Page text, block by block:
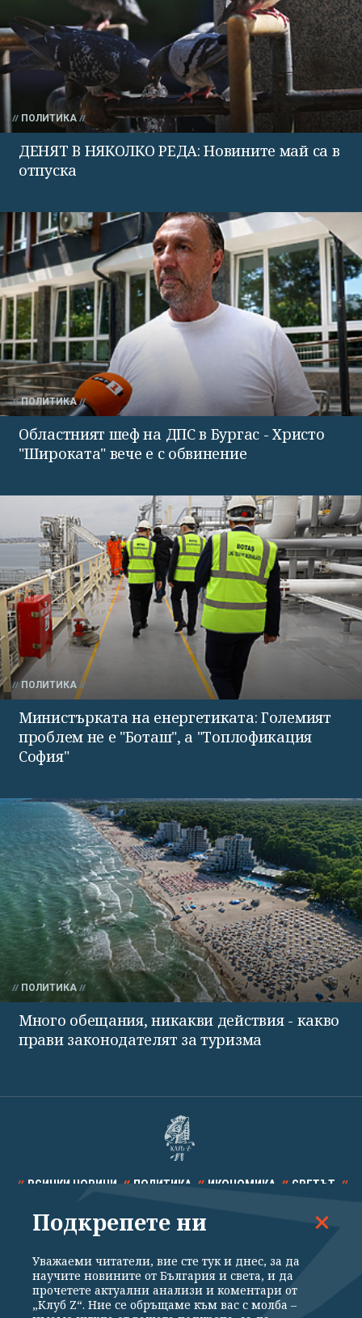
ПОЛИТИКА
ДЕНЯТ В НЯКОЛКО РЕДА: Новините май са в
отпуска
ПОЛИТИКА
Областният шеф на ДПС в Бургас - Христо
"Широката" вече е с обвинение
ПОЛИТИКА
Министърката на енергетиката: Големият
проблем не е "Боташ", а "Топлофикация
София"
ПОЛИТИКА
Много обещания, никакви действия - какво
прави законодателят за туризма
ВСИЧКИ НОВИНИ ПОЛИТИКА ИКОНОМИКА СВЕТЪТ
СПОРТ КУЛТУРА ТЕХНОЛОГИИ КАЛЕЙДОСКОП
Подкрепете ни
Уважаеми читатели, вие сте тук и днес, за да
научите новините от България и света, и да
прочетете актуални анализи и коментари от
„Клуб Z“. Ние се обръщаме към вас с молба –